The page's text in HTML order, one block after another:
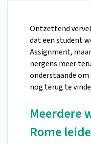
Ontzettend
dat een student
Assignment,
nergens meer
onderstaande
nog terug te
Meerdere
Rome